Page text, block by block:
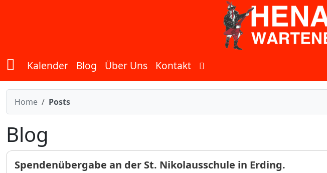
Kalender Blog Über Uns Kontakt
Home Posts
Blog
Spendenübergabe an der St. Nikolausschule in Erding.